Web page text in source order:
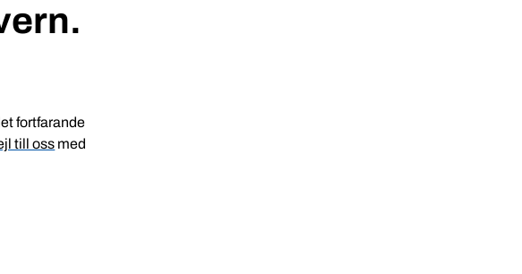
fortfarande
till oss med